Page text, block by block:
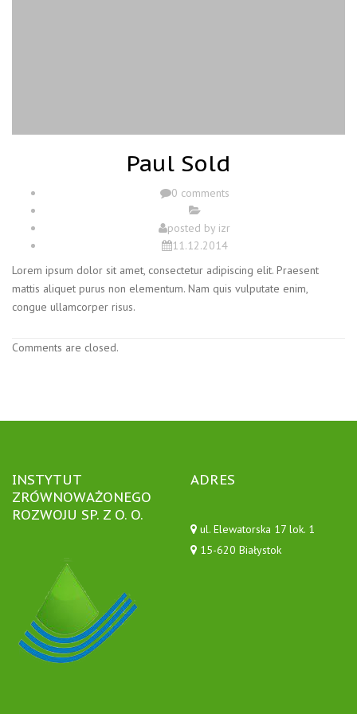
Paul Sold
0 comments
posted by izr
11.12.2014
Lorem ipsum dolor sit amet, consectetur adipiscing elit. Praesent
mattis aliquet purus non elementum. Nam quis vulputate enim,
congue ullamcorper risus.
Comments are closed.
INSTYTUT
ZRÓWNOWAŻONEGO
ROZWOJU SP. Z O. O.
ADRES
ul. Elewatorska 17 lok. 1
15-620 Białystok